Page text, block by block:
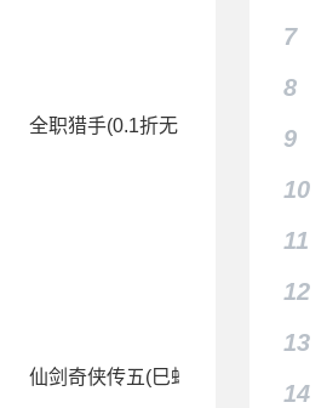
西游)
全职猎手(0.1折无限充)
仙剑奇侠传五(巳蛇贺春0.1折)
7
8
9
10
11
12
13
14